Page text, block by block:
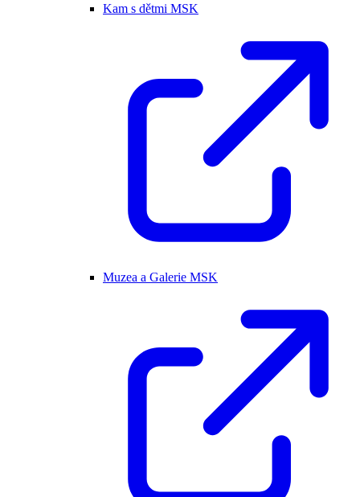
Kam s dětmi MSK
Muzea a Galerie MSK